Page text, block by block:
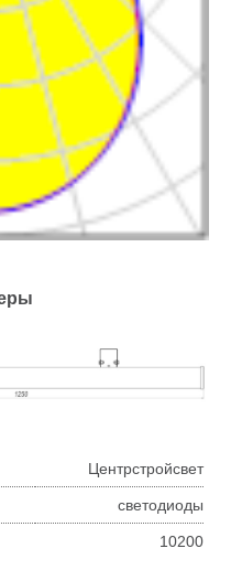
Центрстройсвет
светодиоды
10200